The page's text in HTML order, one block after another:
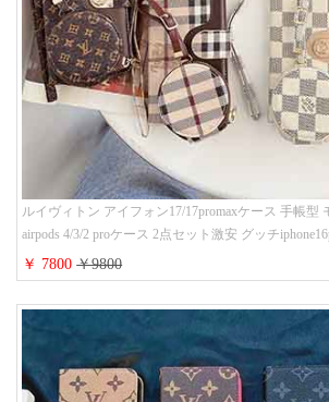
ルイヴィトン アイフォン17/17promaxケース 手帳型
airpods 4/3/2 proケース 2点セット激安 グッチ
財布カード入り 多機能 ハイ ブランド Galaxy S25/
め
￥ 7800￥9800